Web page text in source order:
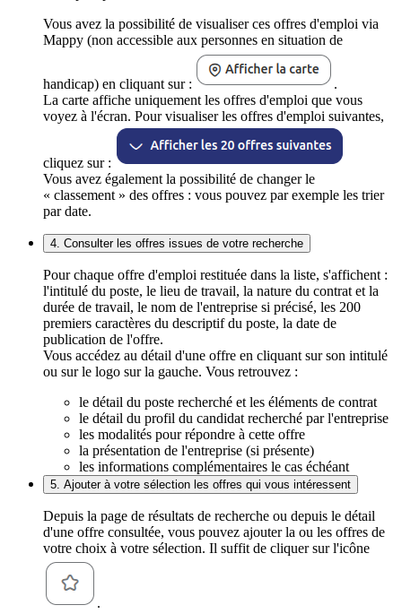
Vous avez la possibilité de visualiser ces offres d'emploi via
Mappy (non accessible aux personnes en situation de
handicap) en cliquant sur :
.
La carte affiche uniquement les offres d'emploi que vous
voyez à l'écran. Pour visualiser les offres d'emploi suivantes,
cliquez sur :
Vous avez également la possibilité de changer le
« classement » des offres : vous pouvez par exemple les trier
par date.
4. Consulter les offres issues de votre recherche
Pour chaque offre d'emploi restituée dans la liste, s'affichent :
l'intitulé du poste, le lieu de travail, la nature du contrat et la
durée de travail, le nom de l'entreprise si précisé, les 200
premiers caractères du descriptif du poste, la date de
publication de l'offre.
Vous accédez au détail d'une offre en cliquant sur son intitulé
ou sur le logo sur la gauche. Vous retrouvez :
le détail du poste recherché et les éléments de contrat
le détail du profil du candidat recherché par l'entreprise
les modalités pour répondre à cette offre
la présentation de l'entreprise (si présente)
les informations complémentaires le cas échéant
5. Ajouter à votre sélection les offres qui vous intéressent
Depuis la page de résultats de recherche ou depuis le détail
d'une offre consultée, vous pouvez ajouter la ou les offres de
votre choix à votre sélection. Il suffit de cliquer sur l'icône
.